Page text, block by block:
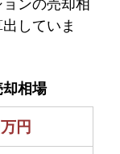
していま
相場
円